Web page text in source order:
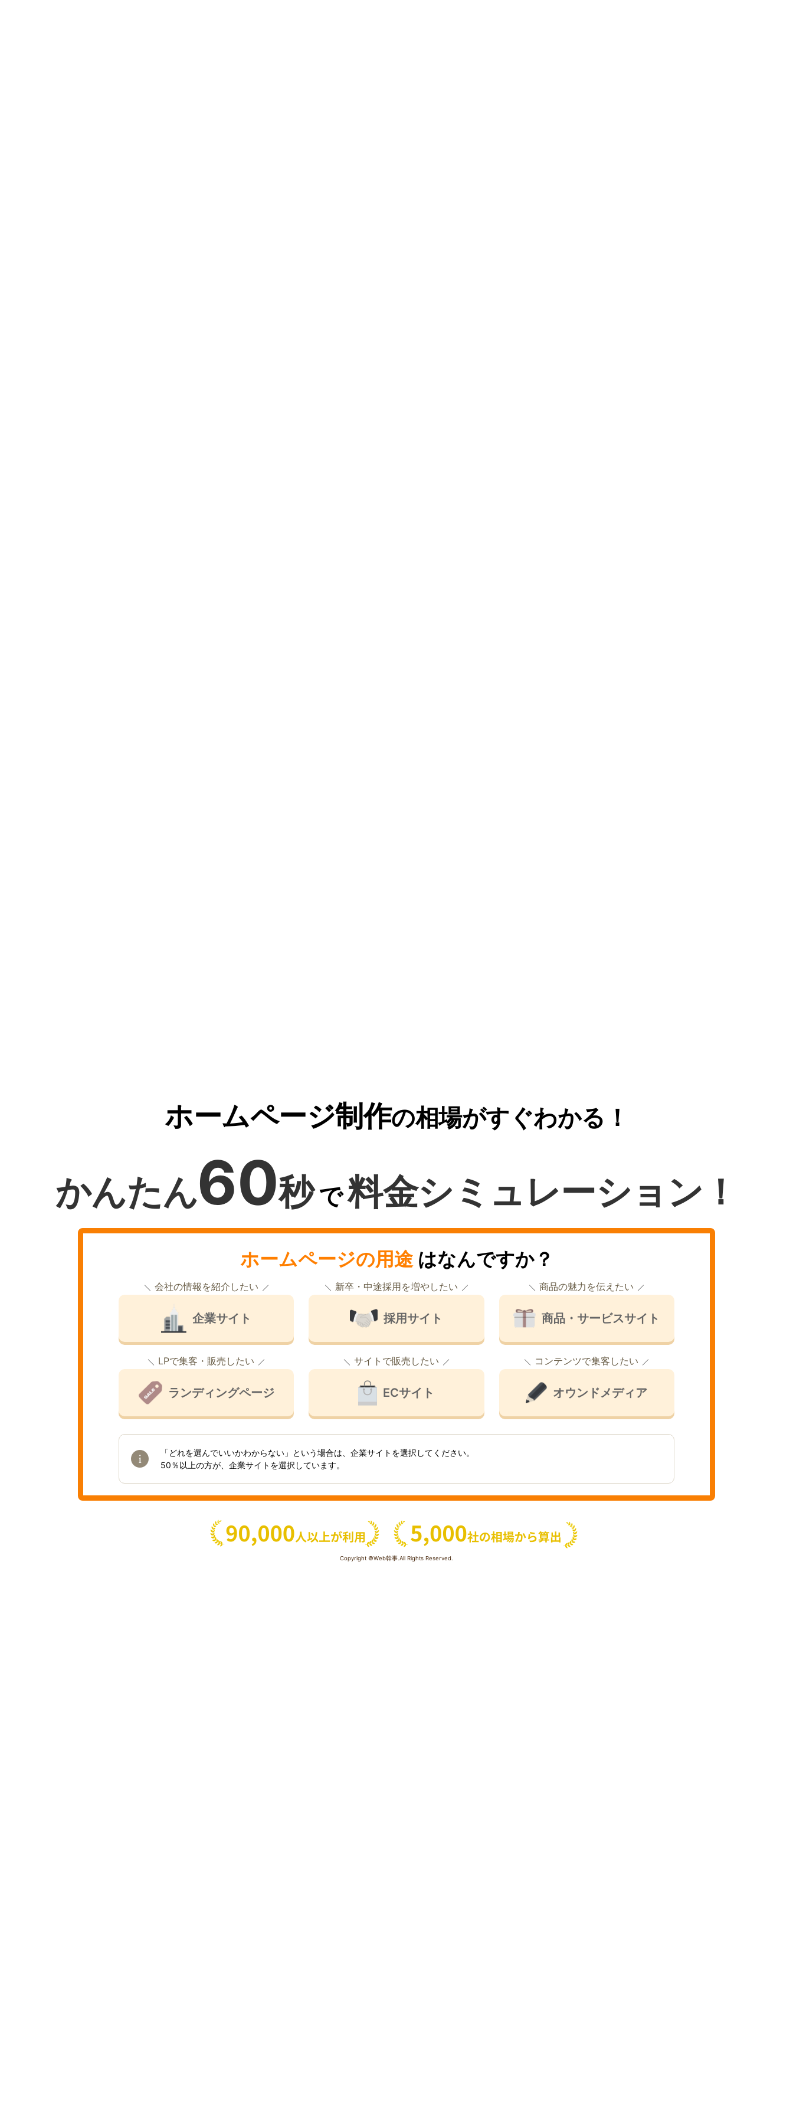
ホームページ制作の相場がすぐわかる！
かんたん60秒で料金シミュレーション！
ホームページの用途はなんですか？
会社の情報を紹介したい
企業サイト
新卒・中途採用を増やしたい
採用サイト
商品の魅力を伝えたい
商品・サービスサイト
LPで集客・販売したい
ランディングページ
サイトで販売したい
ECサイト
コンテンツで集客したい
オウンドメディア
「どれを選んでいいかわからない」という場合は、企業サイトを選択してください。
50％以上の方が、企業サイトを選択しています。
Copyright ©Web幹事.All Rights Reserved.